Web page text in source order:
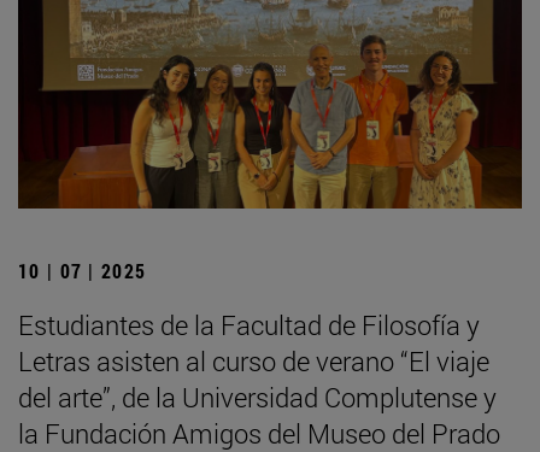
10 | 07 | 2025
Estudiantes de la Facultad de Filosofía y
Letras asisten al curso de verano “El viaje
del arte”, de la Universidad Complutense y
la Fundación Amigos del Museo del Prado